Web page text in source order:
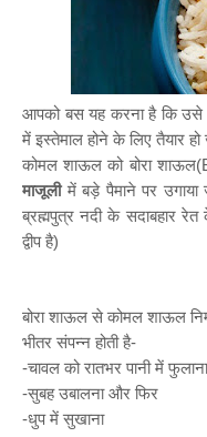
आपको बस यह करना है कि उसे
में इस्तेमाल होने के लिए तैयार हो
कोमल शाऊल को बोरा शाऊल(
माजूलीमें बड़े पैमाने पर उगाया
ब्रह्मपुत्र नदी के सदाबहार
द्वीप है)
बोरा शाऊल से कोमल शाऊल
भीतर संपन्न होती है-
-चावल को रातभर पानी में फुलाना
-सुबह उबालना और फिर
-धुप में सुखाना